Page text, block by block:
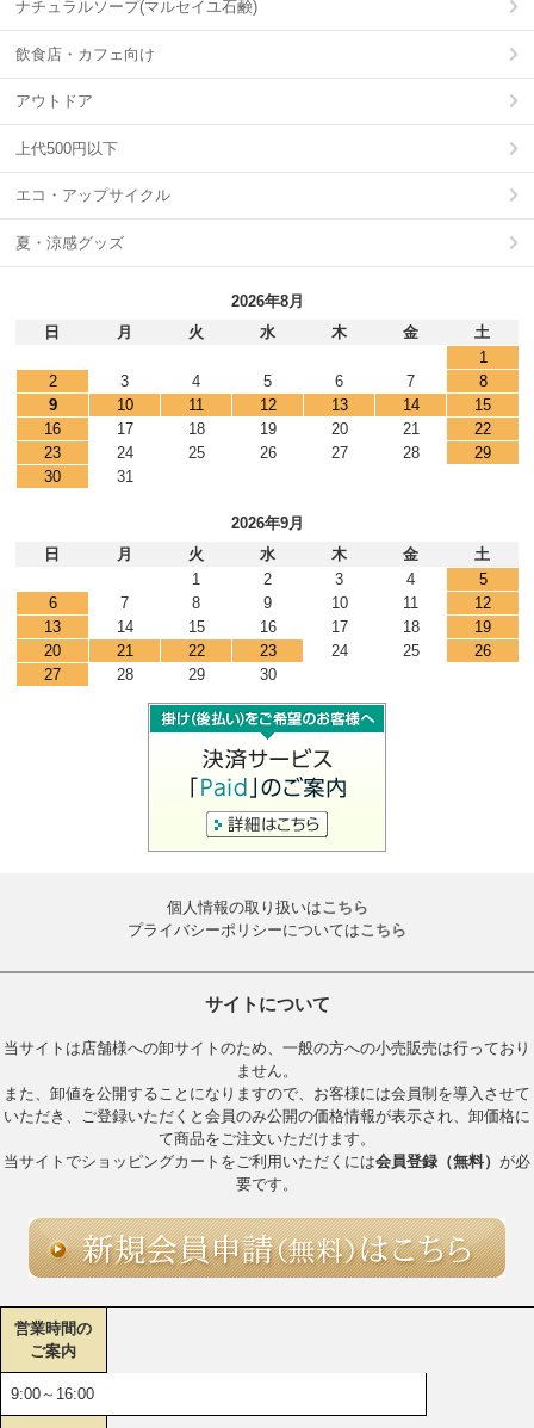
ナチュラルソープ(マルセイユ石鹸)
飲食店・カフェ向け
アウトドア
上代500円以下
エコ・アップサイクル
夏・涼感グッズ
2026年8月
日
月 火 水 木 金
土
1
2
3 4 5 6 7
8
9
10 11 12 13 14
15
16
17 18 19 20 21
22
23
24 25 26 27 28
29
30
31
2026年9月
日
月 火 水 木 金
土
1
2 3 4
5
6
7 8 9 10 11
12
13
14 15 16 17 18
19
20
21 22 23 24 25
26
27
28 29 30
個人情報の取り扱いはこちら
プライバシーポリシーについてはこちら
サイトについて
当サイトは店舗様への卸サイトのため、一般の方への小売販売は行っており
ません。
また、卸値を公開することになりますので、お客様には会員制を導入させて
いただき、ご登録いただくと会員のみ公開の価格情報が表示され、卸価格に
て商品をご注文いただけます。
当サイトでショッピングカートをご利用いただくには会員登録（無料） が必
要です。
営業時間の
ご案内
9:00～16:00